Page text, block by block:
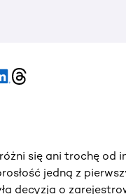
się ani trochę od
jedną z
decyzja o